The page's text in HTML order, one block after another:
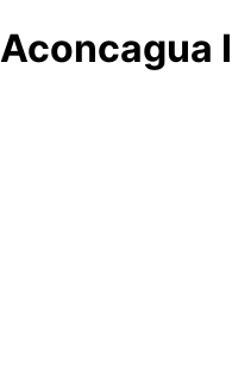
Aconcagua